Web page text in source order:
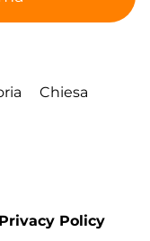
Chiesa
Privacy Policy